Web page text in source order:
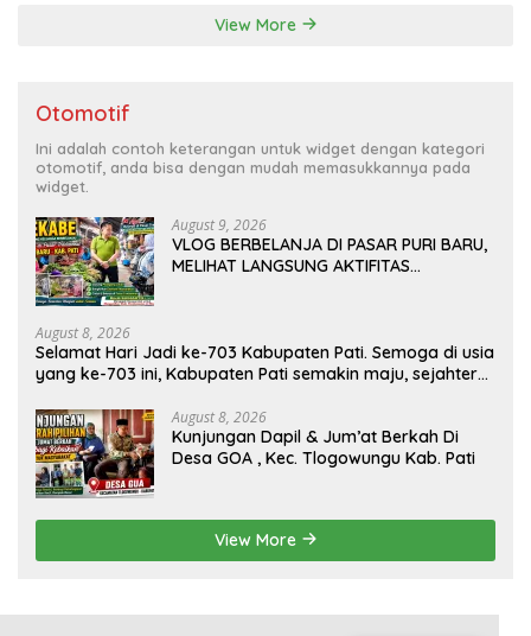
View More
Otomotif
Ini adalah contoh keterangan untuk widget dengan kategori
otomotif, anda bisa dengan mudah memasukkannya pada
widget.
August 9, 2026
VLOG BERBELANJA DI PASAR PURI BARU,
MELIHAT LANGSUNG AKTIFITAS
August 8, 2026
Selamat Hari Jadi ke-703 Kabupaten Pati. Semoga di usia
yang ke-703 ini, Kabupaten Pati semakin maju, sejahtera,
kesejahteraan bagi seluruh masyarakatnya. Semoga
sinergi dan kolaborasi yang telah terjalin semakin kuat
demi mewujudkan pembangunan yang berkelanjutan.
Dirgahayu Kabupaten Pati ke-703. Salam sedulur Pati
Selawase. Facebook
August 8, 2026
Kunjungan Dapil & Jum’at Berkah Di
Desa GOA , Kec. Tlogowungu Kab. Pati
View More